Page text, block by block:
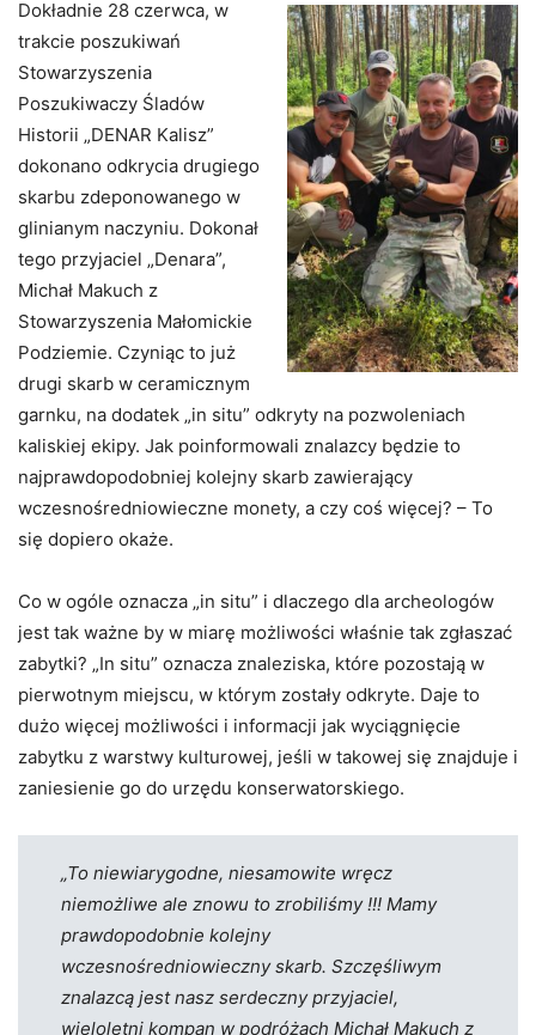
Dokładnie 28 czerwca, w
trakcie poszukiwań
Stowarzyszenia
Poszukiwaczy Śladów
Historii „DENAR Kalisz”
dokonano odkrycia drugiego
skarbu zdeponowanego w
glinianym naczyniu. Dokonał
tego przyjaciel „Denara”,
Michał Makuch z
Stowarzyszenia Małomickie
Podziemie. Czyniąc to już
drugi skarb w ceramicznym
garnku, na dodatek „in situ” odkryty na pozwoleniach
kaliskiej ekipy. Jak poinformowali znalazcy będzie to
najprawdopodobniej kolejny skarb zawierający
wczesnośredniowieczne monety, a czy coś więcej? – To
się dopiero okaże.
Co w ogóle oznacza „in situ” i dlaczego dla archeologów
jest tak ważne by w miarę możliwości właśnie tak zgłaszać
zabytki? „In situ” oznacza znaleziska, które pozostają w
pierwotnym miejscu, w którym zostały odkryte. Daje to
dużo więcej możliwości i informacji jak wyciągnięcie
zabytku z warstwy kulturowej, jeśli w takowej się znajduje i
zaniesienie go do urzędu konserwatorskiego.
„To niewiarygodne, niesamowite wręcz
niemożliwe ale znowu to zrobiliśmy !!! Mamy
prawdopodobnie kolejny
wczesnośredniowieczny skarb. Szczęśliwym
znalazcą jest nasz serdeczny przyjaciel,
wieloletni kompan w podróżach Michał Makuch z